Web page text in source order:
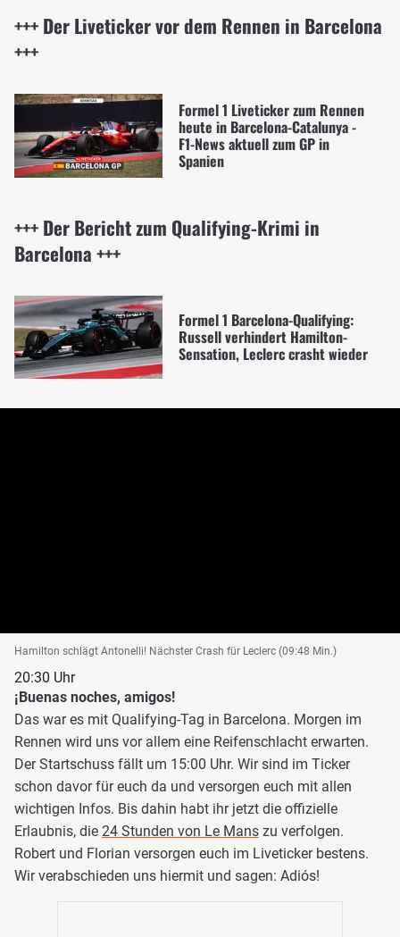
+++ Der Liveticker vor dem Rennen in Barcelona
+++
Formel 1 Liveticker zum Rennen
heute in Barcelona-Catalunya -
F1-News aktuell zum GP in
Spanien
+++ Der Bericht zum Qualifying-Krimi in
Barcelona +++
Formel 1 Barcelona-Qualifying:
Russell verhindert Hamilton-
Sensation, Leclerc crasht wieder
Hamilton schlägt Antonelli! Nächster Crash für Leclerc (09:48 Min.)
20:30 Uhr
¡Buenas noches, amigos!
Das war es mit Qualifying-Tag in Barcelona. Morgen im
Rennen wird uns vor allem eine Reifenschlacht erwarten.
Der Startschuss fällt um 15:00 Uhr. Wir sind im Ticker
schon davor für euch da und versorgen euch mit allen
wichtigen Infos. Bis dahin habt ihr jetzt die offizielle
Erlaubnis, die 24 Stunden von Le Mans zu verfolgen.
Robert und Florian versorgen euch im Liveticker bestens.
Wir verabschieden uns hiermit und sagen: Adiós!